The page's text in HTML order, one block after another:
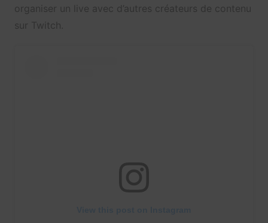
organiser un live avec d’autres créateurs de contenu
sur Twitch.